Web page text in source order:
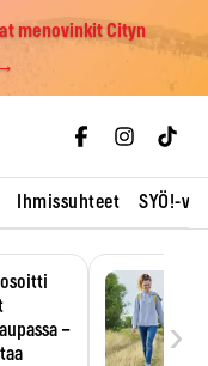
menovinkit Cityn
Ihmissuhteet SYÖ!-
–
›